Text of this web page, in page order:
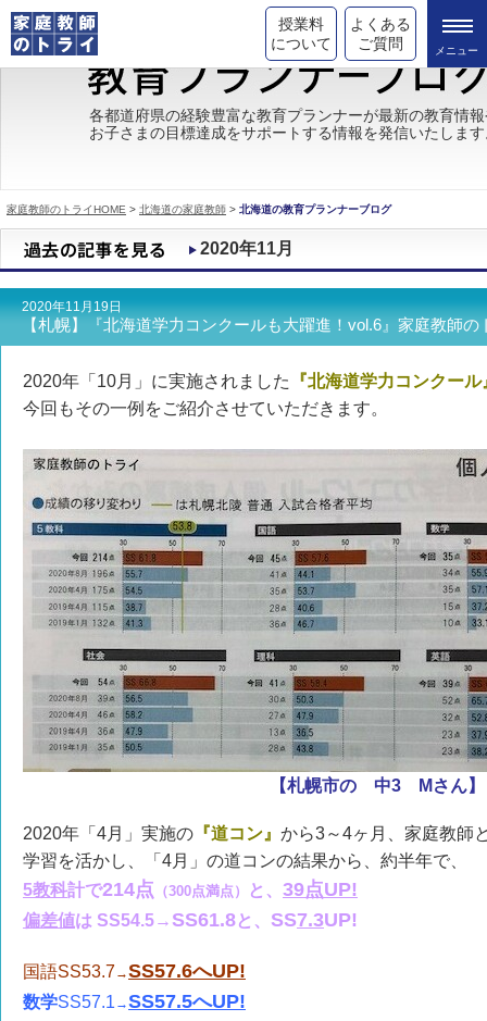
授業料
について
よくある
ご質問
トライの教育理念
成績が上がる理由
都道府県別情報
合格体験談
キャンペーン情報
各都道府県の経験豊富な教育プランナーが最新の教育情
お子さまの目標達成をサポートする情報を発信いたしま
家庭教師のトライHOME > 北海道の家庭教師 > 北海道の教育プランナーブログ
2020年11月
2020年11月19日
【札幌】『北海道学力コンクールも大躍進！vol.6』家庭教師の
2020年「10月」に実施されました
『北海道学力コンクール
今回もその一例をご紹介させていただきます。
【札幌市の 中3 Mさん】
2020年「4月」実施の 『道コン』 から3～4ヶ月、家庭教師
学習を活かし、「4月」の道コンの結果から、約半年で、
5教科計で214点 （300点満点） と、 39点UP!
偏差値は SS54.5→ SS61.8と、 SS7.3UP!
国語SS53.7→SS57.6へUP!
数学SS57.1 →SS57.5へUP!